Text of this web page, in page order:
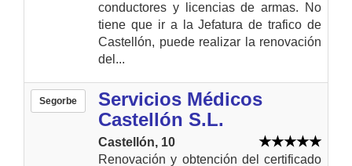
conductores y licencias de armas. No
tiene que ir a la Jefatura de trafico de
Castellón, puede realizar la renovación
del...
Segorbe
Servicios Médicos
Castellón S.L.
Castellón, 10
Renovación y obtención del certificado